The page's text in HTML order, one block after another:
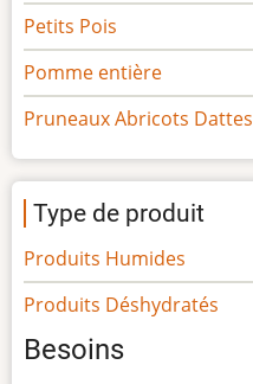
Petits Pois
Pomme entière
Pruneaux Abricots Dattes
Type de produit
Produits Humides
Produits Déshydratés
Besoins